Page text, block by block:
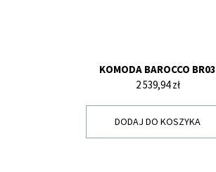
KOMODA BAROCCO BR03
Cena
2 539,94 zł
DODAJ DO KOSZYKA